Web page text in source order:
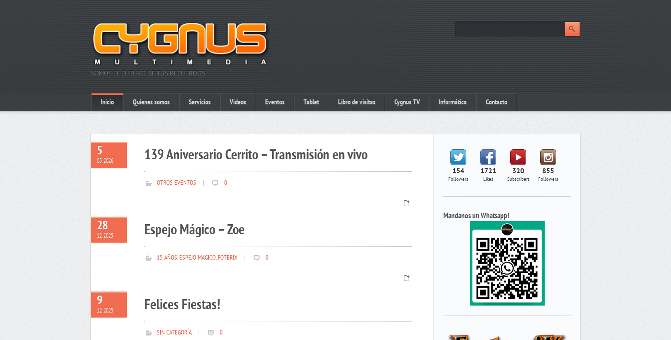
SOMOS EL FUTURO DE TUS RECUERDOS…
Inicio Quienes somos Servicios Videos Eventos Tablet Libro de visitas Cygnus TV Informática Contacto
5
05 2026 139 Aniversario Cerrito – Transmisión en vivo
OTROS EVENTOS 0
28
12 2025 Espejo Mágico – Zoe
15 AÑOS,ESPEJO MAGICO,FOTERIX 0
9
12 2025 Felices Fiestas!
SIN CATEGORÍA 0
154
Followers
1721
Likes
320
Subscribers
855
Followers
Mandanos un Whatsapp!